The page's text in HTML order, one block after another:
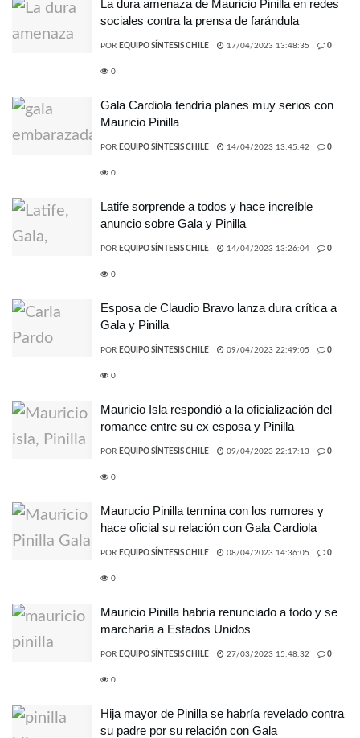
La dura amenaza de Mauricio Pinilla en redes
sociales contra la prensa de farándula
POR EQUIPO SÍNTESIS CHILE 17/04/2023 13:48:35 0
0
Gala Cardiola tendría planes muy serios con
Mauricio Pinilla
POR EQUIPO SÍNTESIS CHILE 14/04/2023 13:45:42 0
0
Latife sorprende a todos y hace increíble
anuncio sobre Gala y Pinilla
POR EQUIPO SÍNTESIS CHILE 14/04/2023 13:26:04 0
0
Esposa de Claudio Bravo lanza dura crítica a
Gala y Pinilla
POR EQUIPO SÍNTESIS CHILE 09/04/2023 22:49:05 0
0
Mauricio Isla respondió a la oficialización del
romance entre su ex esposa y Pinilla
POR EQUIPO SÍNTESIS CHILE 09/04/2023 22:17:13 0
0
Maurucio Pinilla termina con los rumores y
hace oficial su relación con Gala Cardiola
POR EQUIPO SÍNTESIS CHILE 08/04/2023 14:36:05 0
0
Mauricio Pinilla habría renunciado a todo y se
marcharía a Estados Unidos
POR EQUIPO SÍNTESIS CHILE 27/03/2023 15:48:32 0
0
Hija mayor de Pinilla se habría revelado contra
su padre por su relación con Gala